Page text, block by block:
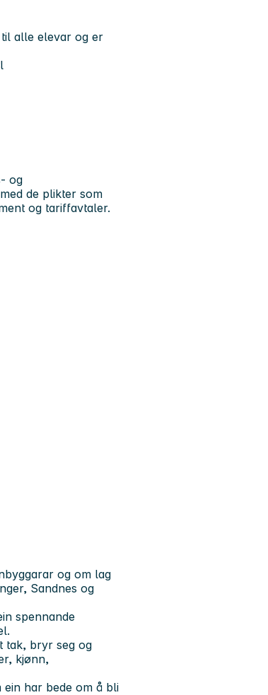
alle elevar og er
og
de plikter som
og tariffavtaler.
og om lag
Sandnes og
spennande
tak, bryr seg og
kjønn,
har bede om å bli